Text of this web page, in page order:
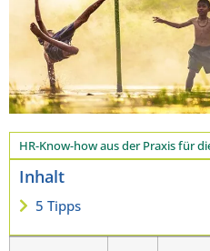
HR-Know-how aus der Praxis für
Inhalt
5 Tipps